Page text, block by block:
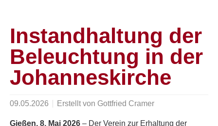
Instandhaltung der
Beleuchtung in der
Johanneskirche
09.05.2026 Erstellt von Gottfried Cramer
Gießen, 8. Mai 2026 – Der Verein zur Erhaltung der